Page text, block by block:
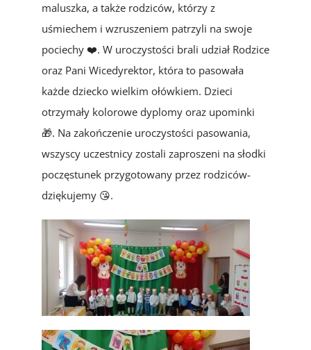
maluszka, a także rodziców, którzy z
uśmiechem i wzruszeniem patrzyli na swoje
pociechy ❤️. W uroczystości brali udział Rodzice
oraz Pani Wicedyrektor, która to pasowała
każde dziecko wielkim ołówkiem. Dzieci
otrzymały kolorowe dyplomy oraz upominki
🎁. Na zakończenie uroczystości pasowania,
wszyscy uczestnicy zostali zaproszeni na słodki
poczęstunek przygotowany przez rodziców-
dziękujemy 😘.